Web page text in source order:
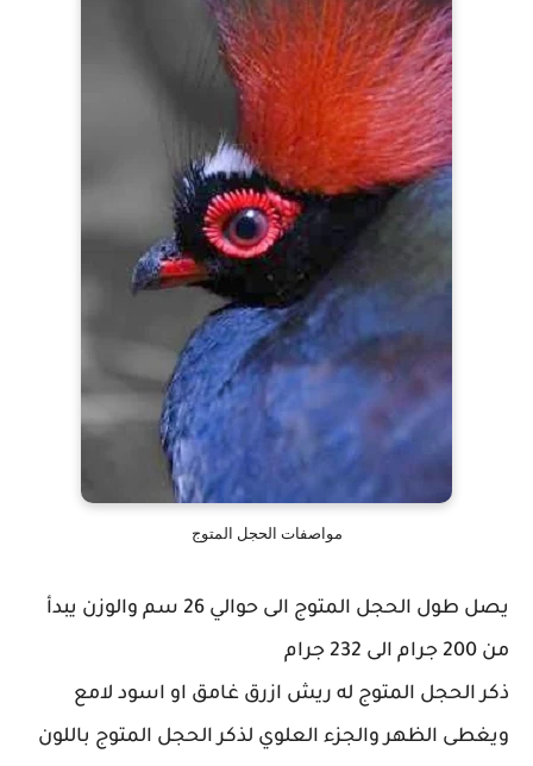
مواصفات الحجل المتوج
يصل طول الحجل المتوج الى حوالي 26 سم والوزن يبدأ
من 200 جرام الى 232 جرام
ذكر الحجل المتوج له ريش ازرق غامق او اسود لامع
ويغطى الظهر والجزء العلوي لذكر الحجل المتوج باللون